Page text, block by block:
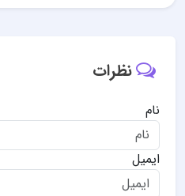
نظرات
نام
ایمیل